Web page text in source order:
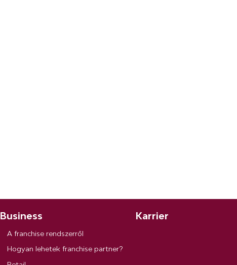
Business
A franchise rendszerről
Hogyan lehetek franchise partner?
Karrier